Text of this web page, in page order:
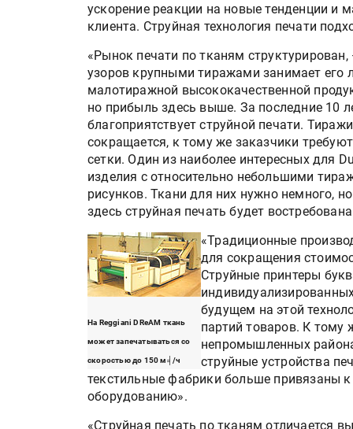
ускорение реакции на новые тенденции и
клиента. Струйная технология печати
«Рынок печати по тканям
узоров крупными тиражами занимает
малотиражной высококачественной
но прибыль здесь выше. За последние 10
благоприятствует струйной печати.
сокращается, к тому же заказчики
сетки. Один из наиболее интересных для
изделия с относительно небольшими
рисунков. Ткани для них нужно немного,
здесь струйная печать будет
На Reggiani DReAM ткань
может запечатываться со
скоростью до 150 м╡/ч
«Традиционные
для сокращения
Струйные принтеры
будущем на этой
партий товаров. К тому
непромышленных
струйные устройства
текстильные фабрики больше привязаны
оборудованию».
«Струйная печать по тканям отличается
полноцветный
IPSA 2026 приглашает за
поставщиками и новыми
решениями для брендов
Kairos выпускает станцию
смешения красок Ada